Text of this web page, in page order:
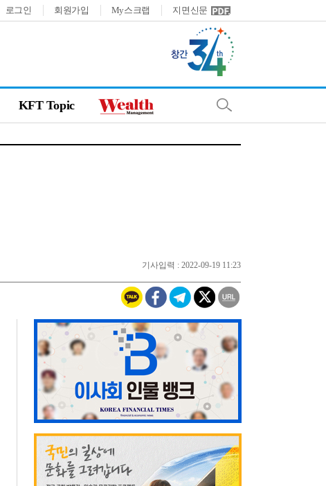
로그인 회원가입 My스크랩 지면신문
KFT Topic
기사입력 : 2022-09-19 11:23